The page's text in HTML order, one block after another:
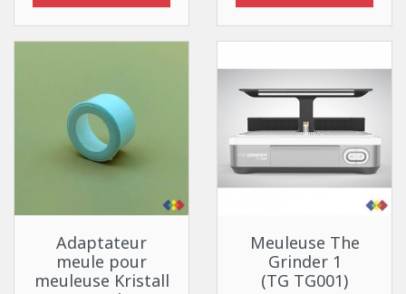
Adaptateur
meule pour
meuleuse Kristall
Meuleuse The
Grinder 1
(TG TG001)